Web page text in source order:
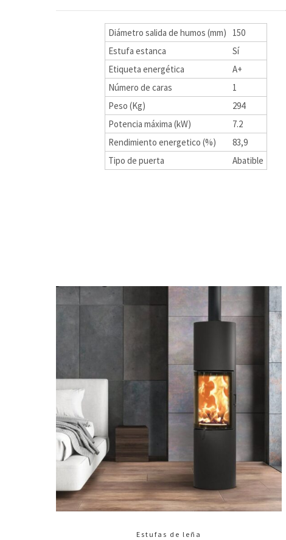
Diámetro salida de humos (mm)
150
Estufa estanca
Sí
Etiqueta energética
A+
Número de caras
1
Peso (Kg)
294
Potencia máxima (kW)
7.2
Rendimiento energetico (%)
83,9
Tipo de puerta
Abatible
Estufas de leña